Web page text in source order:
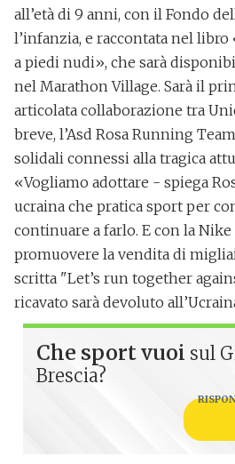
all’età di 9 anni, con il Fondo
l’infanzia, e raccontata nel libro
a piedi nudi», che sarà
nel Marathon Village. Sarà il
articolata collaborazione tra
breve, l’Asd Rosa Running
solidali connessi alla tragica
«Vogliamo adottare - spiega
ucraina che pratica sport per
continuare a farlo. E con la
promuovere la vendita di
scritta "Let’s run together
ricavato sarà devoluto
Che sport vuoi sul
Brescia?